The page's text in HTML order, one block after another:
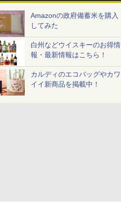
Amazonの政府備蓄米を購入
してみた
白州などウイスキーのお得情
報・最新情報はこちら！
カルディのエコバッグやカワ
イイ新商品を掲載中！